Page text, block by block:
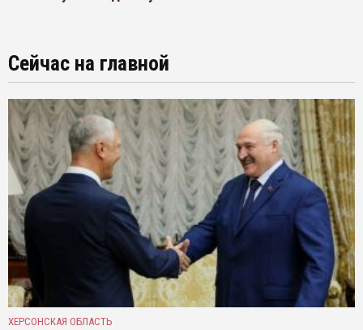
Сейчас на главной
ХЕРСОНСКАЯ ОБЛАСТЬ